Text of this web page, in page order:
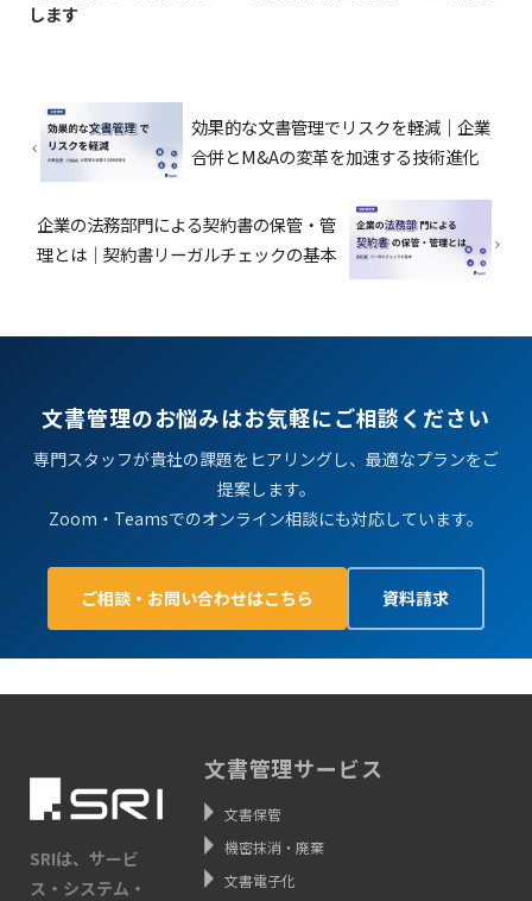
します
効果的な文書管理でリスクを軽減｜企業
合併とM&Aの変革を加速する技術進化
企業の法務部門による契約書の保管・管
理とは｜契約書リーガルチェックの基本
文書管理のお悩みはお気軽にご相談ください
専門スタッフが貴社の課題をヒアリングし、最適なプランをご
提案します。
Zoom・Teamsでのオンライン相談にも対応しています。
ご相談・お問い合わせはこちら 資料請求
SRIは、サービ
ス・システム・
文書管理サービス
文書保管
機密抹消・廃棄
文書電子化